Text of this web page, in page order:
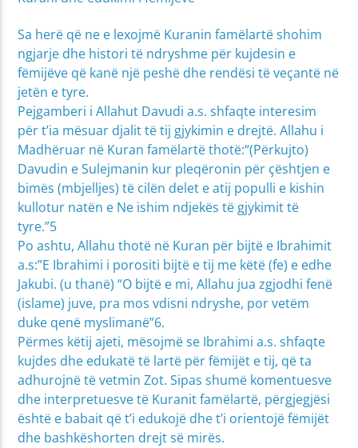
Sa herë që ne e lexojmë Kuranin famëlartë shohim
ngjarje dhe histori të ndryshme për kujdesin e
fëmijëve që kanë një peshë dhe rendësi të veçantë në
jetën e tyre.
Pejgamberi i Allahut Davudi a.s. shfaqte interesim
për t’ia mësuar djalit të tij gjykimin e drejtë. Allahu i
Madhëruar në Kuran famëlartë thotë:“(Përkujto)
Davudin e Sulejmanin kur pleqëronin për çështjen e
bimës (mbjelljes) të cilën delet e atij populli e kishin
kullotur natën e Ne ishim ndjekës të gjykimit të
tyre.”5
Po ashtu, Allahu thotë në Kuran për bijtë e Ibrahimit
a.s:”E Ibrahimi i porositi bijtë e tij me këtë (fe) e edhe
Jakubi. (u thanë) “O bijtë e mi, Allahu jua zgjodhi fenë
(islame) juve, pra mos vdisni ndryshe, por vetëm
duke qenë myslimanë”6.
Përmes këtij ajeti, mësojmë se Ibrahimi a.s. shfaqte
kujdes dhe edukatë të lartë për fëmijët e tij, që ta
adhurojnë të vetmin Zot. Sipas shumë komentuesve
dhe interpretuesve të Kuranit famëlartë, përgjegjësi
është e babait që t’i edukojë dhe t’i orientojë fëmijët
dhe bashkëshorten drejt së mirës.